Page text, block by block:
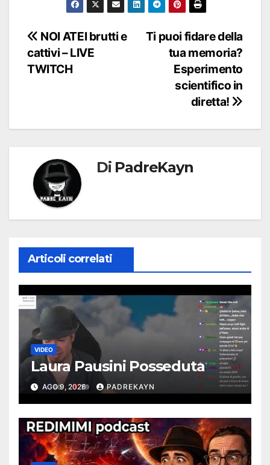
Navigazione
articoli
Ti puoi fidare della
tua memoria?
Esperimento
scientifico in
diretta!
NOI ATEI brutti e
cattivi – LIVE
TWITCH
Di PadreKayn
Articoli correlati
VIDEO
Laura Pausini Posseduta
AGO 9, 2026 PADREKAYN